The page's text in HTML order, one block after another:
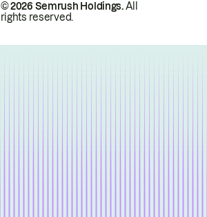
© 2026 Semrush Holdings.All
rights reserved.